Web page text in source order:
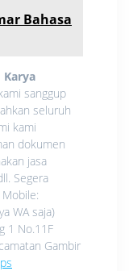
Bahasa
Karya
sanggup
seluruh
kami
dokumen
jasa
Segera
WA saja)
1 No.11F
Gambir